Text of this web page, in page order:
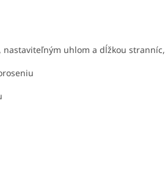
uhlom a dĺžkou stranníc,